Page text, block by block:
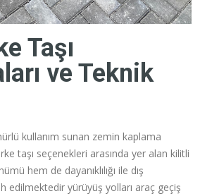
Taşı
ve Teknik
kullanım sunan zemin kaplama
taşı seçenekleri arasında yer alan kilitli
hem de dayanıklılığı ile dış
edilmektedir yürüyüş yolları araç geçiş